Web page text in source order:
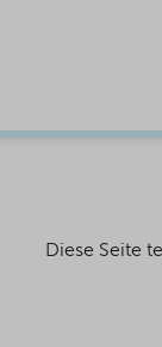
Diese Seite